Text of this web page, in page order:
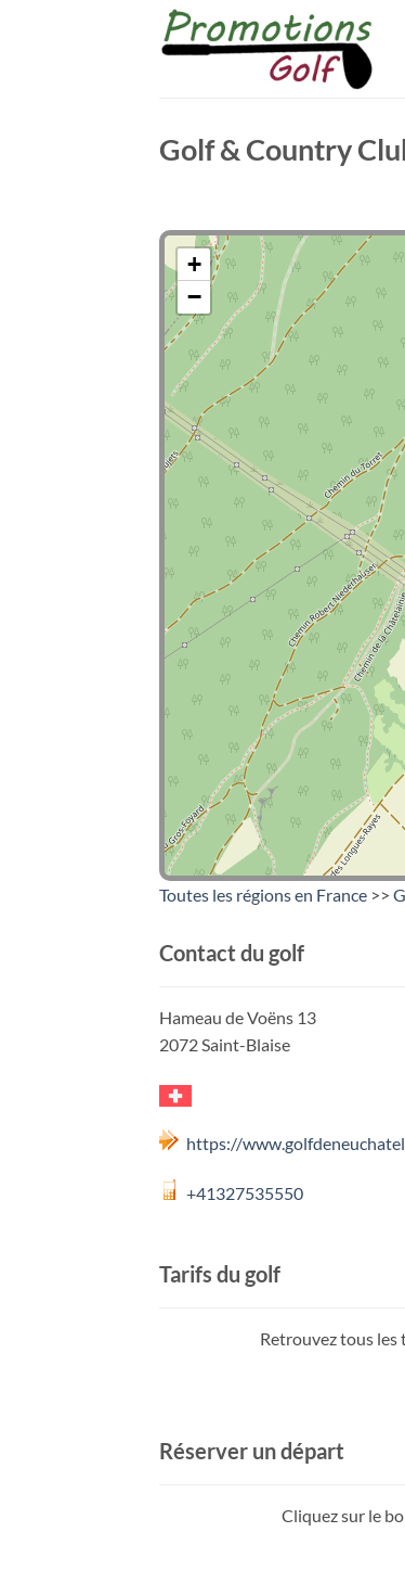
Golf & Country
+
−
Toutes les régions en France >>
Contact du golf
Hameau de Voëns 13
2072 Saint-Blaise
https://
+41327535550
Tarifs du golf
Retrouvez tous
Réserver un départ
Cliquez sur le